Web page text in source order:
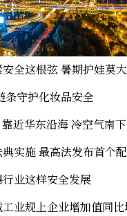
宣讲丨挺起大国油脉
全这根弦 暑期护娃莫
条守护化妆品安全
实施 最高法发布首个
业这样安全发展
业规上企业增加值同比
台风“白海豚”影响我国